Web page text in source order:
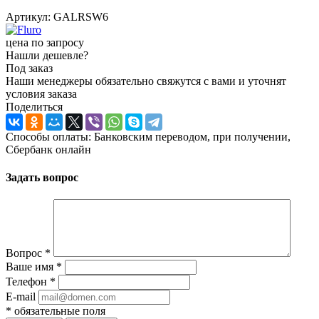
Артикул: GALRSW6
цена по запросу
Нашли дешевле?
Под заказ
Наши менеджеры обязательно свяжутся с вами и уточнят
условия заказа
Поделиться
Способы оплаты: Банковским переводом, при получении,
Сбербанк онлайн
Задать вопрос
Вопрос *
Ваше имя *
Телефон *
E-mail
* обязательные поля